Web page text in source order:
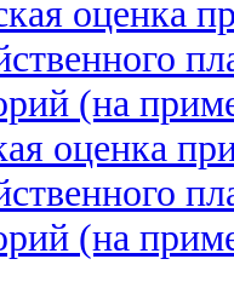
оценка
(на